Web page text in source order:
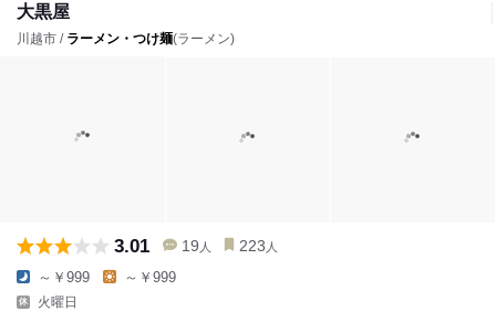
大黒屋
川越市 / ラーメン・つけ麺(ラーメン)
3.01 19 人 223 人
～￥999 ～￥999
火曜日